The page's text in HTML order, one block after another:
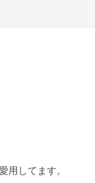
用してます。